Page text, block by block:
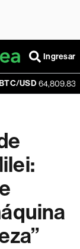
Ingresar
-0.35%